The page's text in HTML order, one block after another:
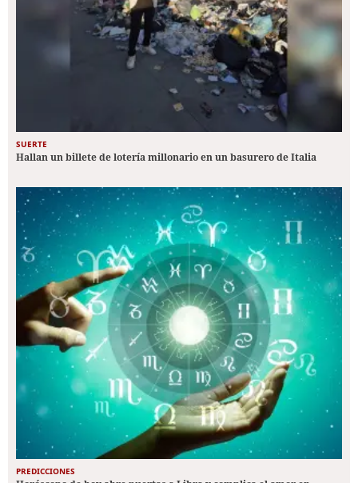
SUERTE
Hallan un billete de lotería millonario en un basurero de Italia
PREDICCIONES